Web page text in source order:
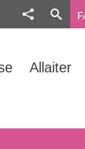
Allaiter